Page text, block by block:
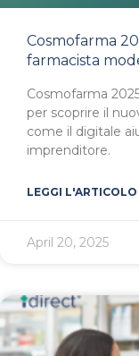
Cosmofarma
farmacista
Cosmofarma
per scoprire il
come il digitale
imprenditore.
LEGGI L'ARTICOLO
April 20, 2025